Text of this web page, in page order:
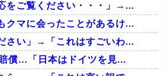
をご覧ください・・・」→...
クマに会ったことがあるけ...
さい」→「これはすごいわ...
償…「日本はドイツを見...